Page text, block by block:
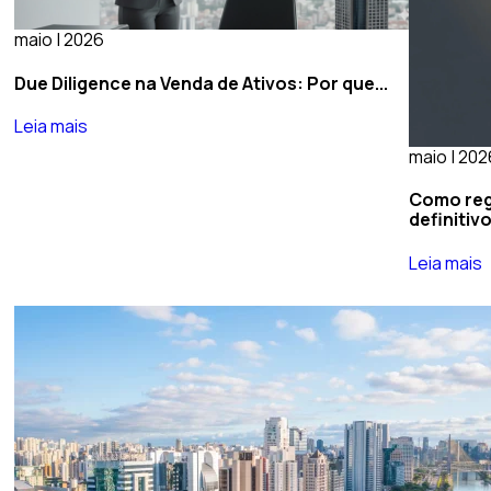
maio | 2026
Due Diligence na Venda de Ativos: Por que...
Leia mais
maio |
Como
Leia mais